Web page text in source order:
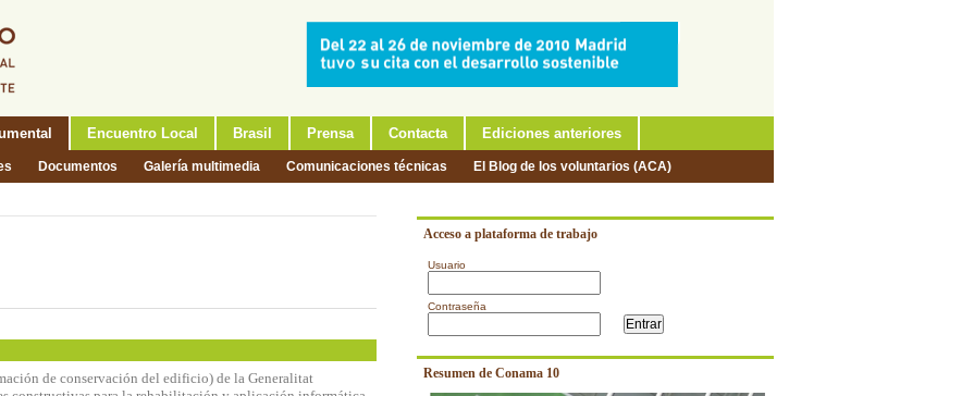
Encuentro Local Brasil Prensa Contacta Ediciones anteriores
Documentos Galería multimedia Comunicaciones técnicas El Blog de los voluntarios (ACA)
Acceso a plataforma de trabajo
Usuario
Contraseña
Resumen de Conama 10
de conservación del edificio) de la Generalitat